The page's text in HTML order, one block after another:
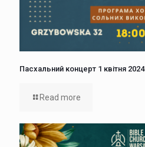
Пасхальний концерт 1 квітня 2024
Read more